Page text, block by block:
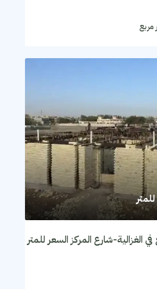
مربع
شارع المركز السعر للمتر